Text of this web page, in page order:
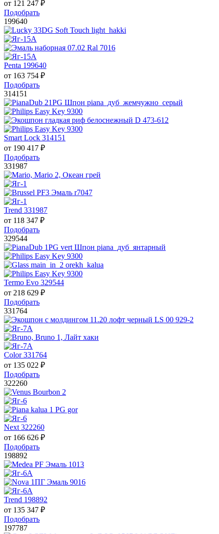
от 121 247 ₽
Подобрать
199640
Penta 199640
от 163 754 ₽
Подобрать
314151
Smart Lock 314151
от 190 417 ₽
Подобрать
331987
Trend 331987
от 118 347 ₽
Подобрать
329544
Termo Evo 329544
от 218 629 ₽
Подобрать
331764
Color 331764
от 135 022 ₽
Подобрать
322260
Next 322260
от 166 626 ₽
Подобрать
198892
Trend 198892
от 135 347 ₽
Подобрать
197787